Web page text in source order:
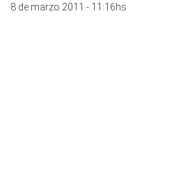
8 de marzo 2011 - 11:16hs